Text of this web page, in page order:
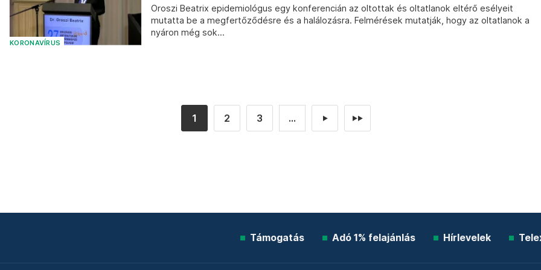
KORONAVÍRUS
Oroszi Beatrix epidemiológus egy konferencián az oltottak és oltatlanok eltérő esélyeit
mutatta be a megfertőződésre és a halálozásra. Felmérések mutatják, hogy az oltatlanok a
nyáron még sok...
1 2 3 ... ► ►►
Támogatás Adó 1% felajánlás Hírlevelek